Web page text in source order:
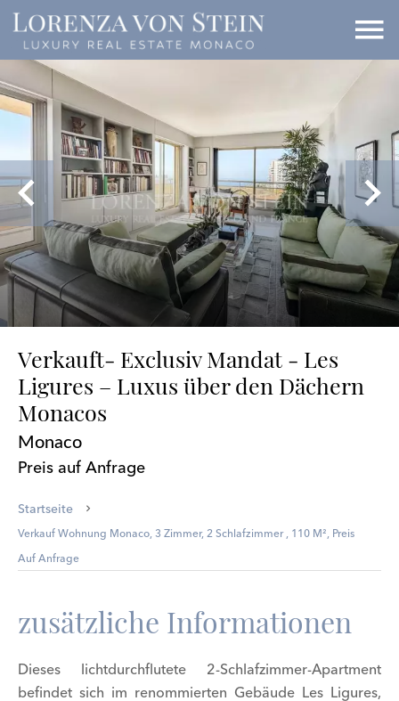
Verkauft- Exclusiv Mandat - Les
Ligures – Luxus über den Dächern
Monacos
Monaco
Preis auf Anfrage
Startseite
Verkauf Wohnung Monaco, 3 Zimmer, 2 Schlafzimmer , 110 M², Preis
Auf Anfrage
zusätzliche Informationen
Dieses lichtdurchflutete 2-Schlafzimmer-Apartment
befindet sich im renommierten Gebäude Les Ligures,